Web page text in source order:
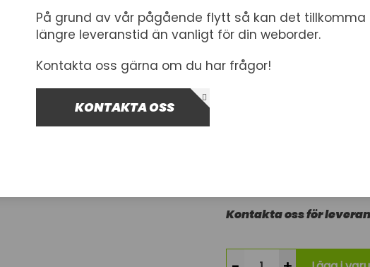
Kontakta oss för
På grund av vår pågående flytt så kan det tillkomma
längre leveranstid än vanligt för din weborder.
Kontakta oss gärna om du har frågor!
KONTAKTA OSS